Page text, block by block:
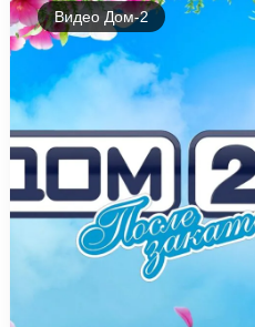
Видео Дом-2